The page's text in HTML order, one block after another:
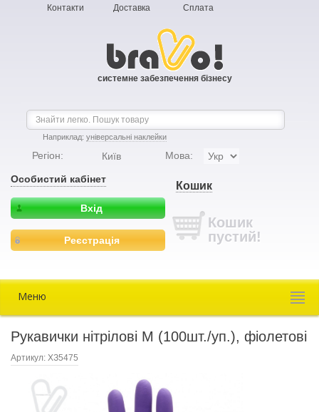
Контакти Доставка Сплата
системне забезпечення бізнесу
Наприклад: універсальні наклейки
Регіон: Київ Мова:
Особистий кабінет
Вхід
Реєстрація
Кошик
Кошик
пустий!
Меню
Рукавички нітрілові М (100шт./уп.), фіолетові
Артикул: ХЗ5475